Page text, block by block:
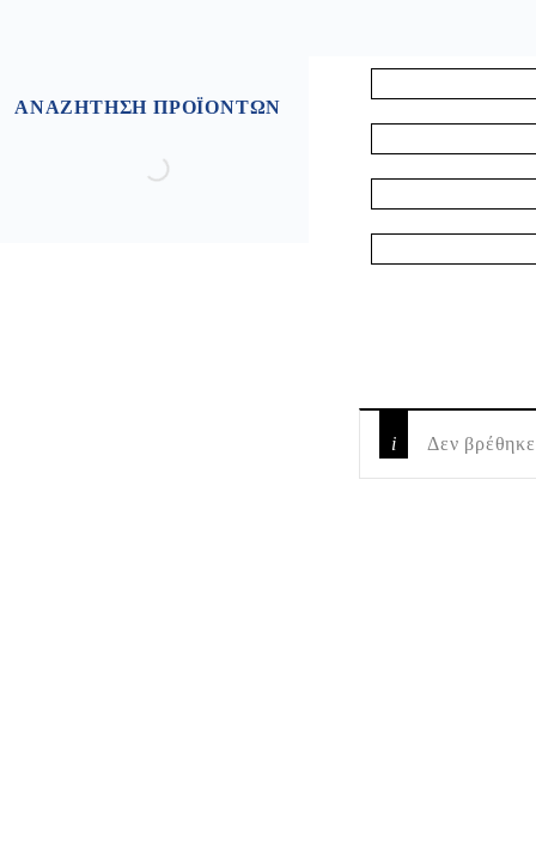
Δεν
ΑΝΑΖΉΤΗΣΗ ΠΡΟΪΌΝΤΩΝ